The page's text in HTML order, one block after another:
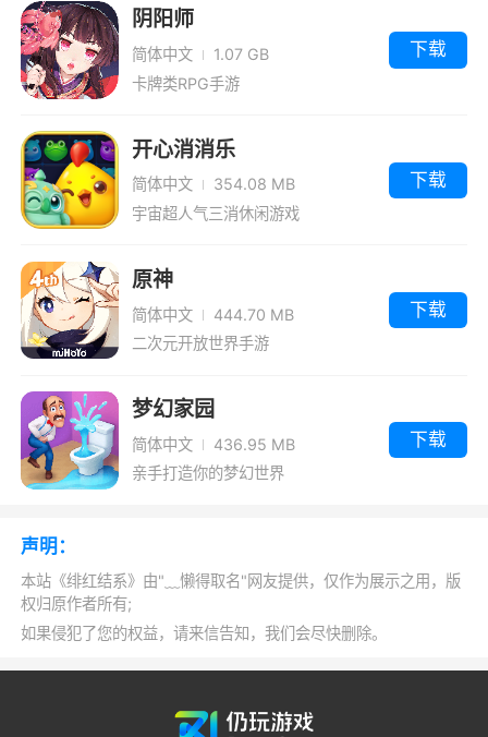
阴阳师
简体中文
1.07 GB
卡牌类RPG手游
下载
开心消消乐
简体中文
354.08 MB
宇宙超人气三消休闲游戏
下载
原神
简体中文
444.70 MB
二次元开放世界手游
下载
梦幻家园
简体中文
436.95 MB
亲手打造你的梦幻世界
下载
声明：
本站《绯红结系》由"﹏懒得取名"网友提供，仅作为展示之用，版
权归原作者所有;
如果侵犯了您的权益，请来信告知，我们会尽快删除。